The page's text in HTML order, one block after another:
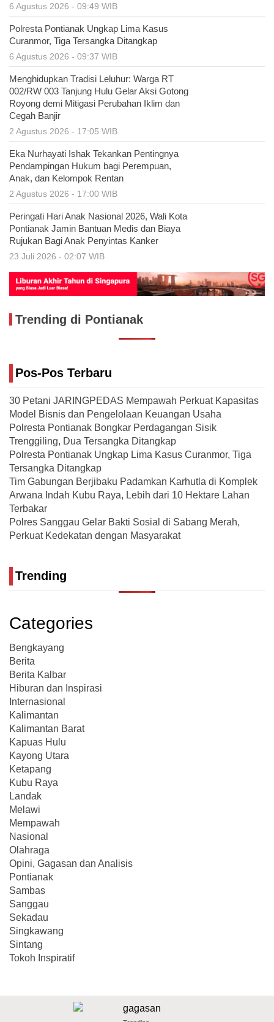
6 Agustus 2026 - 09:49 WIB
Polresta Pontianak Ungkap Lima Kasus
Curanmor, Tiga Tersangka Ditangkap
6 Agustus 2026 - 09:37 WIB
Menghidupkan Tradisi Leluhur: Warga RT
002/RW 003 Tanjung Hulu Gelar Aksi Gotong
Royong demi Mitigasi Perubahan Iklim dan
Cegah Banjir
2 Agustus 2026 - 17:05 WIB
Eka Nurhayati Ishak Tekankan Pentingnya
Pendampingan Hukum bagi Perempuan,
Anak, dan Kelompok Rentan
2 Agustus 2026 - 17:00 WIB
Peringati Hari Anak Nasional 2026, Wali Kota
Pontianak Jamin Bantuan Medis dan Biaya
Rujukan Bagi Anak Penyintas Kanker
23 Juli 2026 - 02:07 WIB
Trending di Pontianak
Pos-Pos Terbaru
30 Petani JARINGPEDAS Mempawah Perkuat Kapasitas
Model Bisnis dan Pengelolaan Keuangan Usaha
Polresta Pontianak Bongkar Perdagangan Sisik
Trenggiling, Dua Tersangka Ditangkap
Polresta Pontianak Ungkap Lima Kasus Curanmor, Tiga
Tersangka Ditangkap
Tim Gabungan Berjibaku Padamkan Karhutla di Komplek
Arwana Indah Kubu Raya, Lebih dari 10 Hektare Lahan
Terbakar
Polres Sanggau Gelar Bakti Sosial di Sabang Merah,
Perkuat Kedekatan dengan Masyarakat
Trending
Categories
Bengkayang
Berita
Berita Kalbar
Hiburan dan Inspirasi
Internasional
Kalimantan
Kalimantan Barat
Kapuas Hulu
Kayong Utara
Ketapang
Kubu Raya
Landak
Melawi
Mempawah
Nasional
Olahraga
Opini, Gagasan dan Analisis
Pontianak
Sambas
Sanggau
Sekadau
Singkawang
Sintang
Tokoh Inspiratif